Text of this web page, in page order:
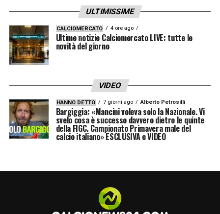
ULTIMISSIME
CALCIOMERCATO 4 ore ago
Ultime notizie Calciomercato LIVE: tutte le
novità del giorno
VIDEO
HANNO DETTO 7 giorni ago Alberto Petrosilli
Bargiggia: «Mancini voleva solo la Nazionale. Vi
svelo cosa è successo davvero dietro le quinte
della FIGC. Campionato Primavera male del
calcio italiano» ESCLUSIVA e VIDEO